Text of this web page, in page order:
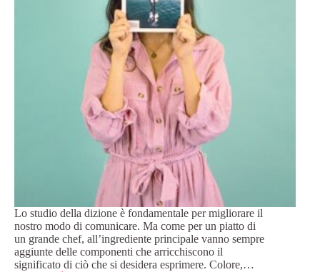
Lo studio della dizione è fondamentale per migliorare il
nostro modo di comunicare. Ma come per un piatto di
un grande chef, all’ingrediente principale vanno sempre
aggiunte delle componenti che arricchiscono il
significato di ciò che si desidera esprimere. Colore,…